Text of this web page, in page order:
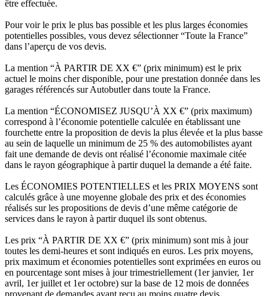
être effectuée.
Pour voir le prix le plus bas possible et les plus larges économies
potentielles possibles, vous devez sélectionner “Toute la France”
dans l’aperçu de vos devis.
La mention “À PARTIR DE XX €” (prix minimum) est le prix
actuel le moins cher disponible, pour une prestation donnée dans les
garages référencés sur Autobutler dans toute la France.
La mention “ÉCONOMISEZ JUSQU’À XX €” (prix maximum)
correspond à l’économie potentielle calculée en établissant une
fourchette entre la proposition de devis la plus élevée et la plus basse
au sein de laquelle un minimum de 25 % des automobilistes ayant
fait une demande de devis ont réalisé l’économie maximale citée
dans le rayon géographique à partir duquel la demande a été faite.
Les ÉCONOMIES POTENTIELLES et les PRIX MOYENS sont
calculés grâce à une moyenne globale des prix et des économies
réalisés sur les propositions de devis d’une même catégorie de
services dans le rayon à partir duquel ils sont obtenus.
Les prix “À PARTIR DE XX €” (prix minimum) sont mis à jour
toutes les demi-heures et sont indiqués en euros. Les prix moyens,
prix maximum et économies potentielles sont exprimées en euros ou
en pourcentage sont mises à jour trimestriellement (1er janvier, 1er
avril, 1er juillet et 1er octobre) sur la base de 12 mois de données
provenant de demandes ayant reçu au moins quatre devis.